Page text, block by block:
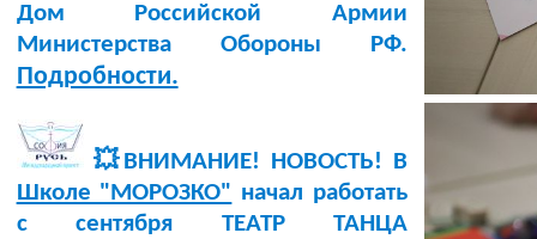
Дом Российской Армии
Министерства Обороны РФ.
Подробности.
💥ВНИМАНИЕ! НОВОСТЬ! В
Школе "МОРОЗКО" начал работать
с сентября ТЕАТР ТАНЦА